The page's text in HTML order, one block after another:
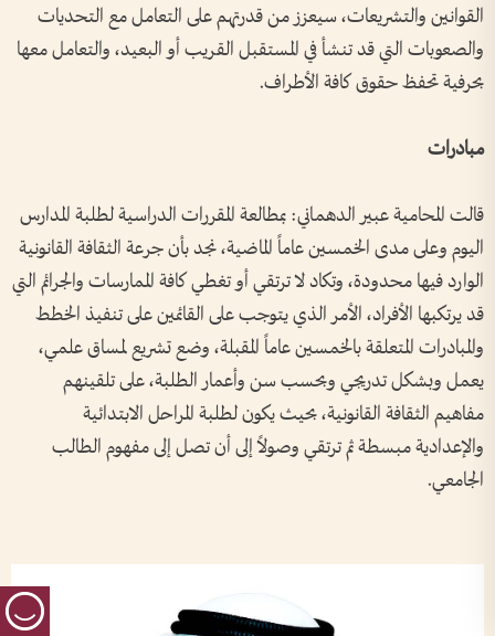
القوانين والتشريعات، سيعزز من قدرتهم على التعامل مع التحديات
والصعوبات التي قد تنشأ في المستقبل القريب أو البعيد، والتعامل معها
بحرفية تحفظ حقوق كافة الأطراف.
مبادرات
قالت المحامية عبير الدهماني: بمطالعة المقررات الدراسية لطلبة المدارس
اليوم وعلى مدى الخمسين عاماً الماضية، نجد بأن جرعة الثقافة القانونية
الوارد فيها محدودة، وتكاد لا ترتقي أو تغطي كافة الممارسات والجرائم التي
قد يرتكبها الأفراد، الأمر الذي يتوجب على القائمين على تنفيذ الخطط
والمبادرات المتعلقة بالخمسين عاماً المقبلة، وضع تشريع لمساق علمي،
يعمل وبشكل تدريجي وبحسب سن وأعمار الطلبة، على تلقينهم
مفاهيم الثقافة القانونية، بحيث يكون لطلبة المراحل الابتدائية
والإعدادية مبسطة ثم ترتقي وصولاً إلى أن تصل إلى مفهوم الطالب
الجامعي.